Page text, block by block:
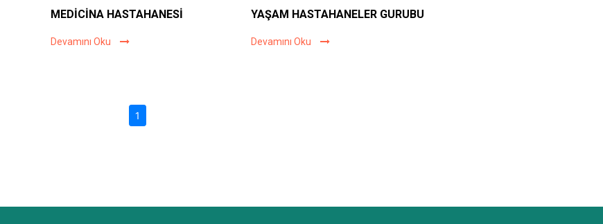
MEDİCİNA HASTAHANESİ
Devamını Oku
YAŞAM HASTAHANELER GURUBU
Devamını Oku
1